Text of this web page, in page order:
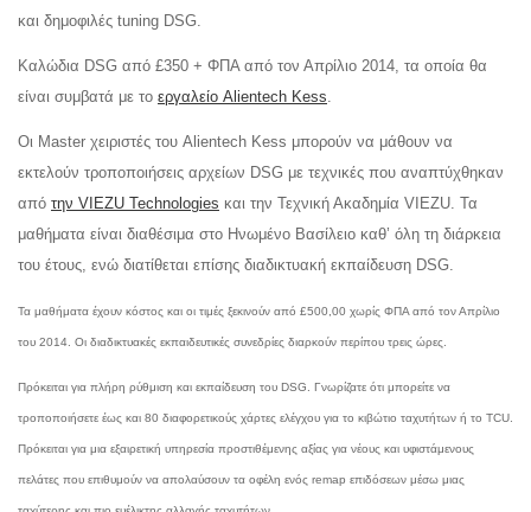
και δημοφιλές tuning DSG.
Καλώδια DSG από £350 + ΦΠΑ από τον Απρίλιο 2014, τα οποία θα
είναι συμβατά με το εργαλείο Alientech Kess.
Οι Master χειριστές του Alientech Kess μπορούν να μάθουν να
εκτελούν τροποποιήσεις αρχείων DSG με τεχνικές που αναπτύχθηκαν
από την VIEZU Technologies και την Τεχνική Ακαδημία VIEZU. Τα
μαθήματα είναι διαθέσιμα στο Ηνωμένο Βασίλειο καθ’ όλη τη διάρκεια
του έτους, ενώ διατίθεται επίσης διαδικτυακή εκπαίδευση DSG.
Τα μαθήματα έχουν κόστος και οι τιμές ξεκινούν από £500,00 χωρίς ΦΠΑ από τον Απρίλιο
του 2014. Οι διαδικτυακές εκπαιδευτικές συνεδρίες διαρκούν περίπου τρεις ώρες.
Πρόκειται για πλήρη ρύθμιση και εκπαίδευση του DSG. Γνωρίζατε ότι μπορείτε να
τροποποιήσετε έως και 80 διαφορετικούς χάρτες ελέγχου για το κιβώτιο ταχυτήτων ή το TCU.
Πρόκειται για μια εξαιρετική υπηρεσία προστιθέμενης αξίας για νέους και υφιστάμενους
πελάτες που επιθυμούν να απολαύσουν τα οφέλη ενός remap επιδόσεων μέσω μιας